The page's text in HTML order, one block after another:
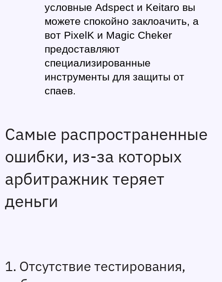
условные Adspect и Keitaro вы
можете спокойно заклоачить, а
вот PixelK и Magic Cheker
предоставляют
специализированные
инструменты для защиты от
спаев.
Самые распространенные
ошибки, из-за которых
арбитражник теряет
деньги
1. Отсутствие тестирования,